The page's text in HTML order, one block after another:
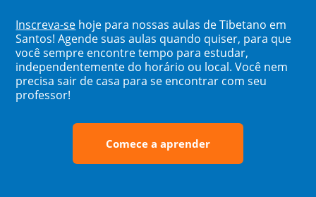
Inscreva-se hoje para nossas aulas de Tibetano em
Santos! Agende suas aulas quando quiser, para que
você sempre encontre tempo para estudar,
independentemente do horário ou local. Você nem
precisa sair de casa para se encontrar com seu
professor!
Comece a aprender